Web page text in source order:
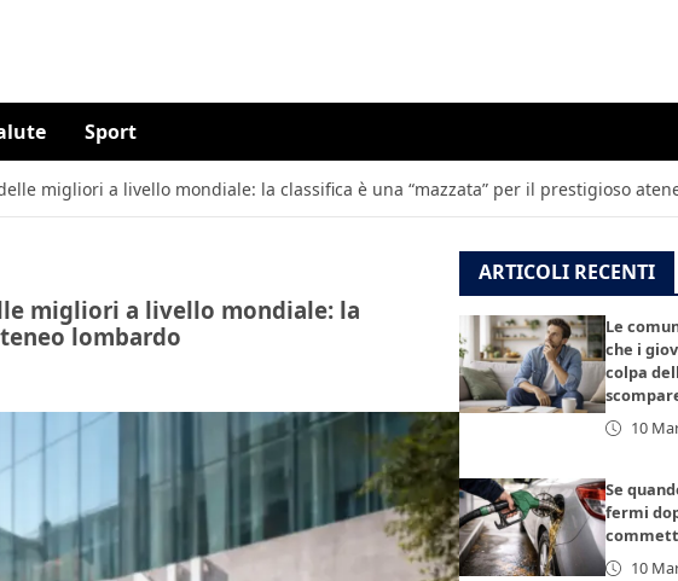
Sport
migliori a livello mondiale: la classifica è una “mazzata” per il prestigioso
migliori a livello mondiale: la
lombardo
ARTICOLI RECENTI
Le
che i
colpa
10
Se
fermi
10